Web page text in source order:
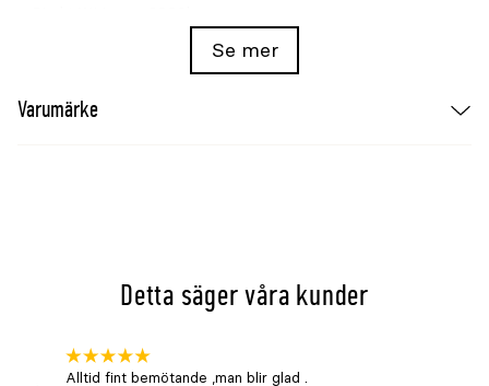
Kerbl referens
Se mer
Varumärke
Detta säger våra kunder
Alltid fint bemötande ,man blir glad .